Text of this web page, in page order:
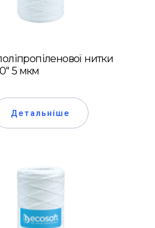
нитки
5 мкм
Детальніше